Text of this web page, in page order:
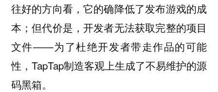
往好的方向看，它的确降低了发布游戏的成
本；但代价是，开发者无法获取完整的项目
文件——为了杜绝开发者带走作品的可能
性，TapTap制造客观上生成了不易维护的源
码黑箱。